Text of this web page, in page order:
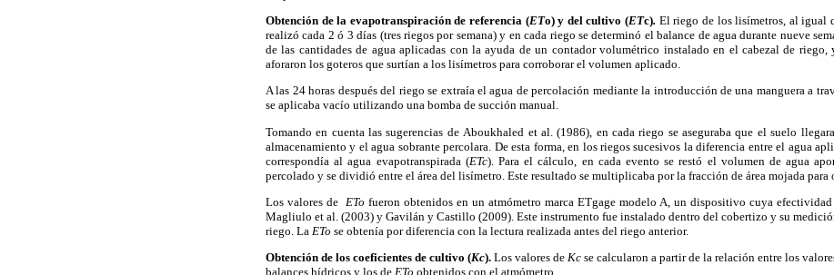
Obtención de la evapotranspiración de referencia (ETo) y del cultivo (ETc). El riego de los lisímetros, al igual
realizó cada 2 ó 3 días (tres riegos por semana) y en cada riego se determinó el balance de agua durante nueve
de las cantidades de agua aplicadas con la ayuda de un contador volumétrico instalado en el cabezal de riego,
aforaron los goteros que surtían a los lisímetros para corroborar el volumen aplicado.
A las 24 horas después del riego se extraía el agua de percolación mediante la introducción de una manguera a
se aplicaba vacío utilizando una bomba de succión manual.
Tomando en cuenta las sugerencias de Aboukhaled et al. (1986), en cada riego se aseguraba que el suelo
almacenamiento y el agua sobrante percolara. De esta forma, en los riegos sucesivos la diferencia entre el agua
correspondía al agua evapotranspirada (ETc). Para el cálculo, en cada evento se restó el volumen de agua
percolado y se dividió entre el área del lisímetro. Este resultado se multiplicaba por la fracción de área mojada para
Los valores de ETo fueron obtenidos en un atmómetro marca ETgage modelo A, un dispositivo cuya
Magliulo et al. (2003) y Gavilán y Castillo (2009). Este instrumento fue instalado dentro del cobertizo y su
riego. La ETo se obtenía por diferencia con la lectura realizada antes del riego anterior.
Obtención de los coeficientes de cultivo (Kc). Los valores de Kc se calcularon a partir de la relación entre los
balances hídricos y los de ETo obtenidos con el atmómetro.